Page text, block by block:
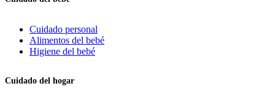
Cuidado personal
Alimentos del bebé
Higiene del bebé
Cuidado del hogar